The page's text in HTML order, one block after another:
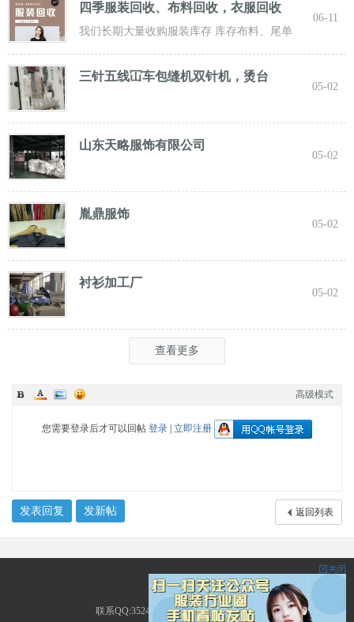
四季服装回收、布料回收，衣服回收
我们长期大量收购服装库存 库存布料、尾单
服装，专业诚信共赢， 实力雄厚 ！ 长期面向
06-11
三针五线冚车包缝机双针机，烫台
05-02
山东天略服饰有限公司
05-02
胤鼎服饰
05-02
衬衫加工厂
05-02
查看更多
高级模式
您需要登录后才可以回帖 登录 立即注册
发表回复 发新帖 返回列表
服装圈
联系QQ:3524226535 地址:广东省广州市